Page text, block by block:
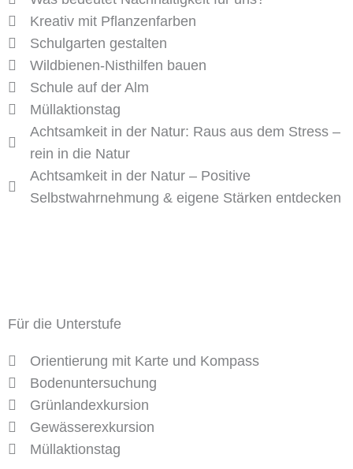
Kreativ mit Pflanzenfarben
Schulgarten gestalten
Wildbienen-Nisthilfen bauen
Schule auf der Alm
Müllaktionstag
Achtsamkeit in der Natur: Raus aus dem Stress –
rein in die Natur
Achtsamkeit in der Natur – Positive
Selbstwahrnehmung & eigene Stärken entdecken
Für die Unterstufe
Orientierung mit Karte und Kompass
Bodenuntersuchung
Grünlandexkursion
Gewässerexkursion
Müllaktionstag